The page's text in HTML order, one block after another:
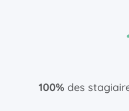
100% des